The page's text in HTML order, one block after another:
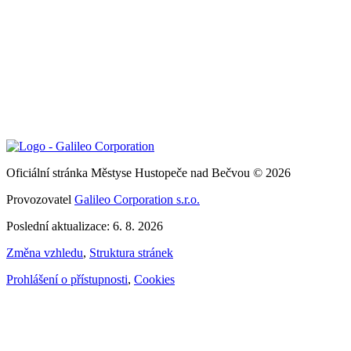
Oficiální stránka Městyse Hustopeče nad Bečvou © 2026
Provozovatel Galileo Corporation s.r.o.
Poslední aktualizace: 6. 8. 2026
Změna vzhledu, Struktura stránek
Prohlášení o přístupnosti, Cookies